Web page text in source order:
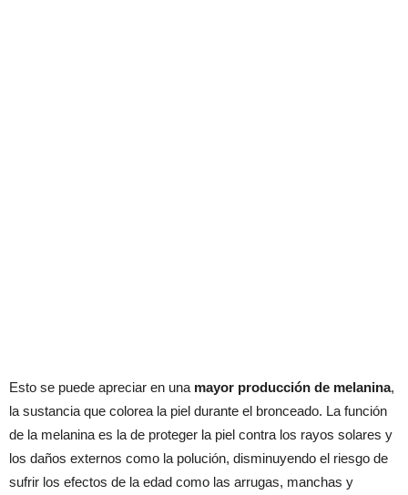
Esto se puede apreciar en una mayor producción de melanina,
la sustancia que colorea la piel durante el bronceado. La función
de la melanina es la de proteger la piel contra los rayos solares y
los daños externos como la polución, disminuyendo el riesgo de
sufrir los efectos de la edad como las arrugas, manchas y